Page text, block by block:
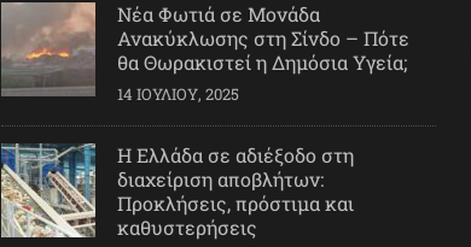
Νέα Φωτιά σε Μονάδα
Ανακύκλωσης στη Σίνδο – Πότε
θα Θωρακιστεί η Δημόσια Υγεία;
14 ΙΟΥΛΊΟΥ, 2025
Η Ελλάδα σε αδιέξοδο στη
διαχείριση αποβλήτων:
Προκλήσεις, πρόστιμα και
καθυστερήσεις